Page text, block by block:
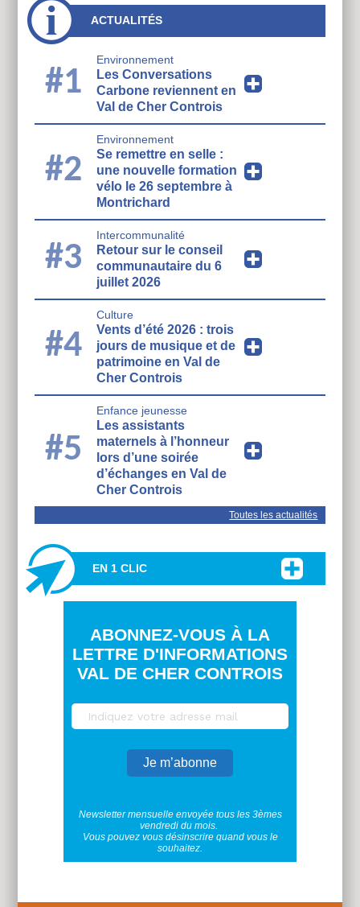
ACTUALITÉS
#1
Environnement
Les Conversations
Carbone reviennent en
Val de Cher Controis
#2
Environnement
Se remettre en selle :
une nouvelle formation
vélo le 26 septembre à
Montrichard
#3
Intercommunalité
Retour sur le conseil
communautaire du 6
juillet 2026
#4
Culture
Vents d’été 2026 : trois
jours de musique et de
patrimoine en Val de
Cher Controis
#5
Enfance jeunesse
Les assistants
maternels à l’honneur
lors d’une soirée
d’échanges en Val de
Cher Controis
Toutes les actualités
EN 1 CLIC
ABONNEZ-VOUS À LA
LETTRE D'INFORMATIONS
VAL DE CHER CONTROIS
Newsletter mensuelle envoyée tous les 3èmes
vendredi du mois.
Vous pouvez vous désinscrire quand vous le
souhaitez.